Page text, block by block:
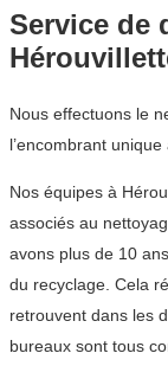
Service de
Nous effectuons le
l’encombrant
Nos équipes à
associés au
avons plus de 10
du recyclage. Cela
retrouvent dans les
bureaux sont tous